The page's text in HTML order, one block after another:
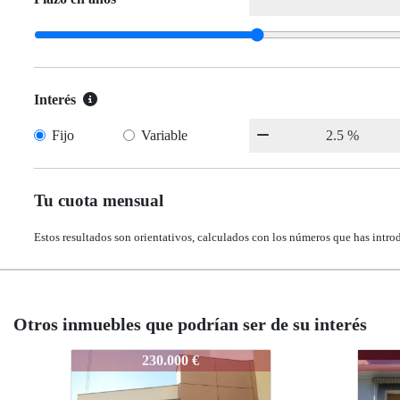
Interés
Fijo Variable
Tu cuota mensual
Estos resultados son orientativos, calculados con los números que has
Otros inmuebles que podrían ser de su interés
366-C45
94.900 € 366-
366-C45 94.900 € 366-